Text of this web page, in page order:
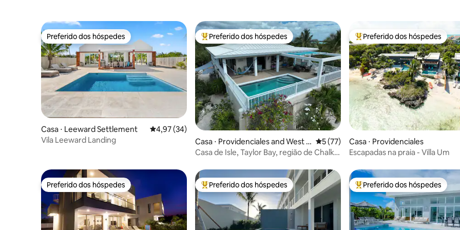
Preferido dos hóspedes
Preferido dos hóspedes
Casa ⋅ Leeward Settlement 4,97 de uma avaliação média de 5, 34 avaliações
4,97 (34)
Vila Leeward Landing
Entre os melhores preferidos dos hóspedes
Preferido dos hóspedes
Casa ⋅ Providenciales and West C
aicos
5 de uma avaliação média de 5, 77
5 (77)
Casa de Isle, Taylor Bay, região de Chalk
Entre os melhores preferidos
Preferido dos hóspedes
Casa ⋅ Providenciales
Escapadas na praia - Villa Um
Preferido dos hóspedes
Preferido dos hóspedes Entre os melhores preferidos dos hóspedes
Preferido dos hóspedes Entre os melhores preferidos
Preferido dos hóspedes